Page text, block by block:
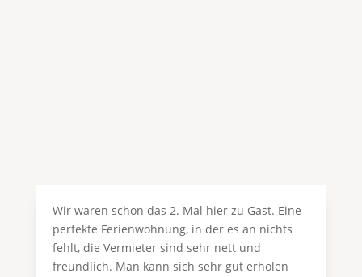
Wir waren schon das 2. Mal hier zu Gast. Eine
perfekte Ferienwohnung, in der es an nichts
fehlt, die Vermieter sind sehr nett und
freundlich. Man kann sich sehr gut erholen